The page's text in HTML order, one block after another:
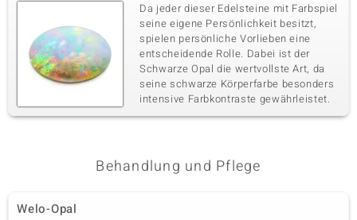
Da jeder dieser Edelsteine mit Farbspiel
seine eigene Persönlichkeit besitzt,
spielen persönliche Vorlieben eine
entscheidende Rolle. Dabei ist der
Schwarze Opal die wertvollste Art, da
seine schwarze Körperfarbe besonders
intensive Farbkontraste gewährleistet.
Behandlung und Pflege
Welo-Opal